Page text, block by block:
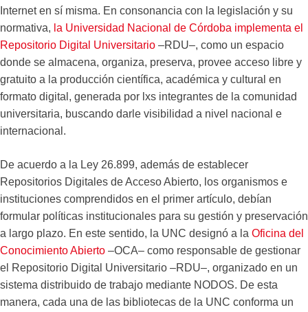
Internet en sí misma. En consonancia con la legislación y su
normativa, la Universidad Nacional de Córdoba implementa el
Repositorio Digital Universitario –RDU–, como un espacio
donde se almacena, organiza, preserva, provee acceso libre y
gratuito a la producción científica, académica y cultural en
formato digital, generada por lxs integrantes de la comunidad
universitaria, buscando darle visibilidad a nivel nacional e
internacional.
De acuerdo a la Ley 26.899, además de establecer
Repositorios Digitales de Acceso Abierto, los organismos e
instituciones comprendidos en el primer artículo, debían
formular políticas institucionales para su gestión y preservación
a largo plazo. En este sentido, la UNC designó a la Oficina del
Conocimiento Abierto –OCA– como responsable de gestionar
el Repositorio Digital Universitario –RDU–, organizado en un
sistema distribuido de trabajo mediante NODOS. De esta
manera, cada una de las bibliotecas de la UNC conforma un